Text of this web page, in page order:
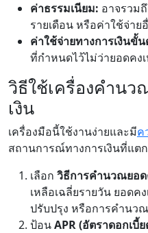
ค่าธรรมเนียม: อาจรวม
รายเดือน หรือค่าใช้จ่าย
ค่าใช้จ่ายทางการเงินขั้น
ที่กำหนดไว้ไม่ว่ายอดคง
วิธีใช้เครื่องคำนว
เงิน
เครื่องมือนี้ใช้งานง่ายและมีค
สถานการณ์ทางการเงินที่แต
เลือก วิธีการคำนวณยอด
เหลือเฉลี่ยรายวัน ยอด
ปรับปรุง หรือการคำนว
ป้อนAPR (อัตราดอกเบี้